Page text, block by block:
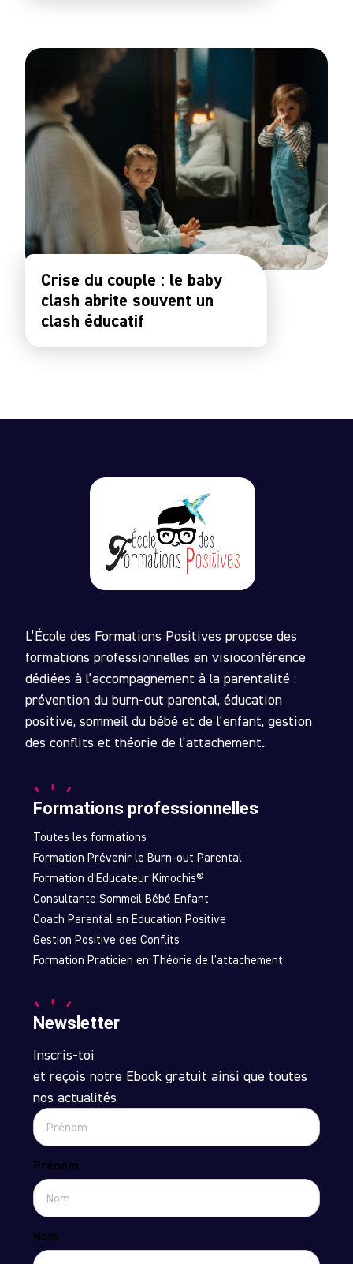
Crise du couple : le baby
clash abrite souvent un
clash éducatif
L’École des Formations Positives propose des
formations professionnelles en visioconférence
dédiées à l’accompagnement à la parentalité :
prévention du burn-out parental, éducation
positive, sommeil du bébé et de l’enfant, gestion
des conflits et théorie de l’attachement.
Formations professionnelles
Toutes les formations
Formation Prévenir le Burn-out Parental
Formation d’Educateur Kimochis®
Consultante Sommeil Bébé Enfant
Coach Parental en Education Positive
Gestion Positive des Conflits
Formation Praticien en Théorie de l’attachement
Newsletter
Inscris-toi
et reçois notre Ebook gratuit ainsi que toutes
nos actualités
Prénom
Nom